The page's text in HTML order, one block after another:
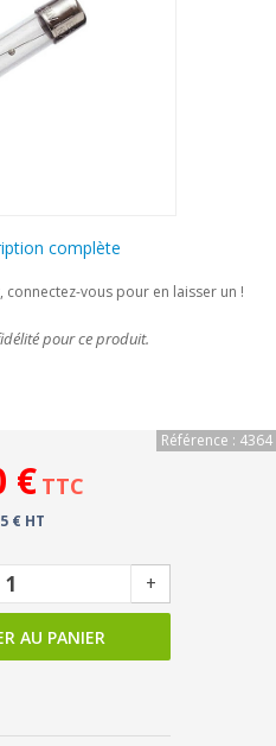
complète
vous pour en laisser un !
pour ce produit.
Référence : 4364
€ TTC
€ HT
+
AU PANIER